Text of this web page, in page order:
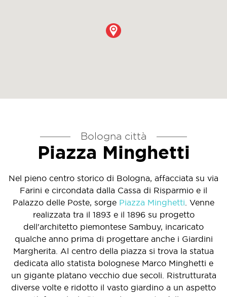
FILM
LOCATION
Bologna città
Piazza Minghetti
Nel pieno centro storico di Bologna, affacciata su via
Farini e circondata dalla Cassa di Risparmio e il
Palazzo delle Poste, sorge Piazza Minghetti . Venne
realizzata tra il 1893 e il 1896 su progetto
dell'architetto piemontese Sambuy, incaricato
qualche anno prima di progettare anche i Giardini
Margherita. Al centro della piazza si trova la statua
dedicata allo statista bolognese Marco Minghetti e
un gigante platano vecchio due secoli. Ristrutturata
diverse volte e ridotto il vasto giardino a un aspetto